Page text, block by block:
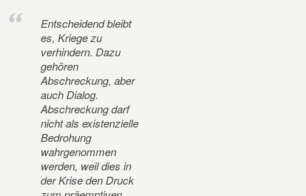
Entscheidend bleibt
es, Kriege zu
verhindern. Dazu
gehören
Abschreckung, aber
auch Dialog.
Abschreckung darf
nicht als existenzielle
Bedrohung
wahrgenommen
werden, weil dies in
der Krise den Druck